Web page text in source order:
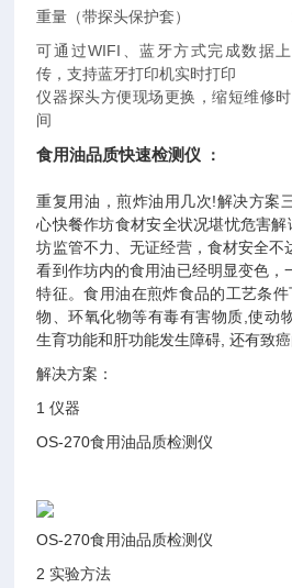
重量（带探头保护套）
可通过WIFI、蓝牙方式完成数据上
传，支持蓝牙打印机实时打印
仪器探头方便现场更换，缩短维修时
间
食用油品质快速检测仪 ：
重复用油，煎炸油用几次!解决方案
心快餐作坊食材安全状况堪忧危害
坊监管不力、无证经营，食材安全不
看到作坊内的食用油已经明显变色，
特征。食用油在煎炸食品的工艺条
物、环氧化物等有毒有害物质,使动
生育功能和肝功能发生障碍, 还有致癌
解决方案：
1 仪器
OS-270食用油品质检测仪
OS-270食用油品质检测仪
2 实验方法